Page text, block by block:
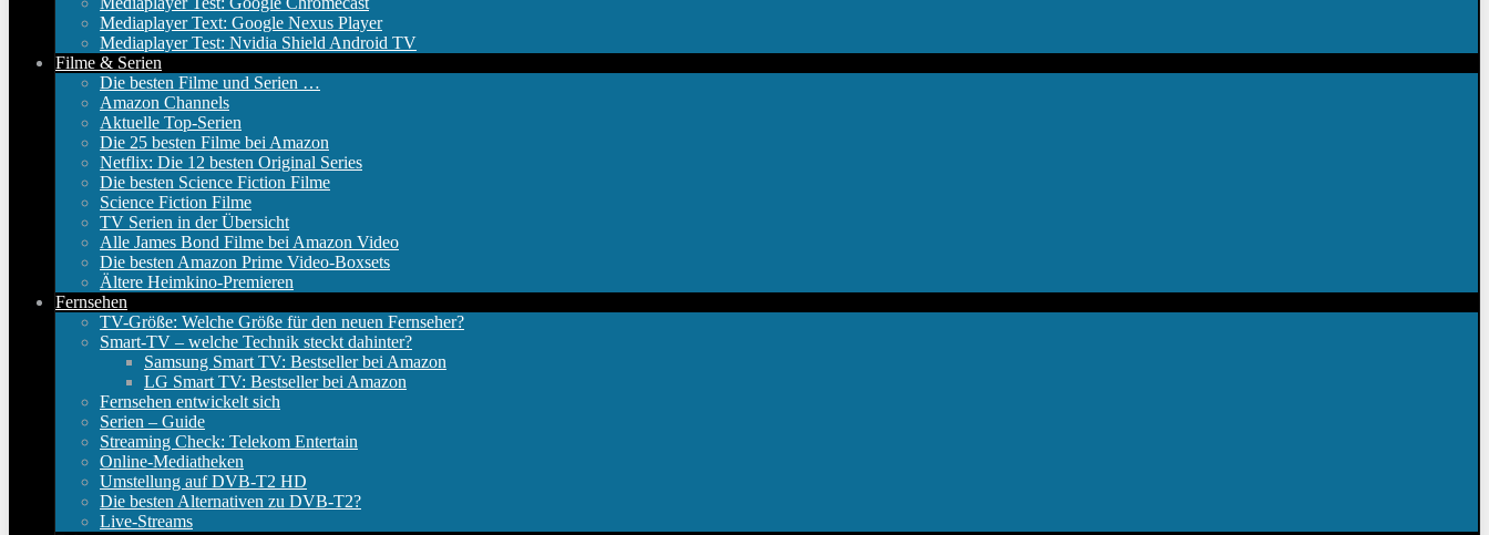
Mediaplayer Text: Google Nexus Player
Mediaplayer Test: Nvidia Shield Android TV
Filme & Serien
Die besten Filme und Serien …
Amazon Channels
Aktuelle Top-Serien
Die 25 besten Filme bei Amazon
Netflix: Die 12 besten Original Series
Die besten Science Fiction Filme
Science Fiction Filme
TV Serien in der Übersicht
Alle James Bond Filme bei Amazon Video
Die besten Amazon Prime Video-Boxsets
Ältere Heimkino-Premieren
Fernsehen
TV-Größe: Welche Größe für den neuen Fernseher?
Smart-TV – welche Technik steckt dahinter?
Samsung Smart TV: Bestseller bei Amazon
LG Smart TV: Bestseller bei Amazon
Fernsehen entwickelt sich
Serien – Guide
Streaming Check: Telekom Entertain
Online-Mediatheken
Umstellung auf DVB-T2 HD
Die besten Alternativen zu DVB-T2?
Live-Streams